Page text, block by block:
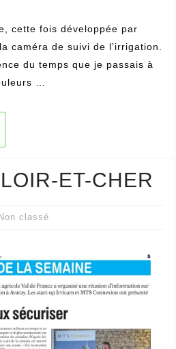
…
ET-CHER